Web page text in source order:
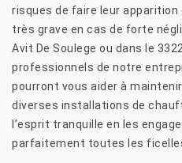
risques de faire leur
très grave en cas de forte
Avit De Soulege ou dans le
professionnels de notre
pourront vous aider à
diverses installations de
l’esprit tranquille en les
parfaitement toutes les